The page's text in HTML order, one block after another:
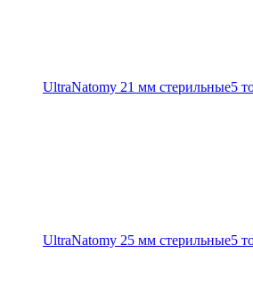
UltraNatomy 21 мм стерильные5
UltraNatomy 25 мм стерильные5